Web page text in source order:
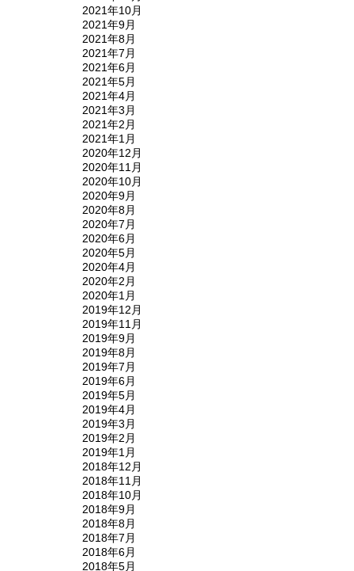
2021年10月
2021年9月
2021年8月
2021年7月
2021年6月
2021年5月
2021年4月
2021年3月
2021年2月
2021年1月
2020年12月
2020年11月
2020年10月
2020年9月
2020年8月
2020年7月
2020年6月
2020年5月
2020年4月
2020年2月
2020年1月
2019年12月
2019年11月
2019年9月
2019年8月
2019年7月
2019年6月
2019年5月
2019年4月
2019年3月
2019年2月
2019年1月
2018年12月
2018年11月
2018年10月
2018年9月
2018年8月
2018年7月
2018年6月
2018年5月